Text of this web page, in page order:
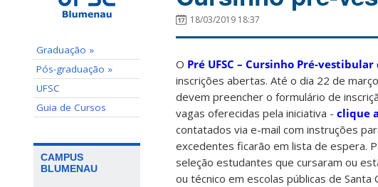
Graduação »
Pós-graduação »
UFSC
Guia de Cursos
CAMPUS
BLUMENAU
18/03/2019 18:37
O Pré UFSC – Cursinho Pré-vestibular
inscrições abertas. Até o dia 22 de
devem preencher o formulário de
vagas oferecidas pela iniciativa - clique
contatados via e-mail com instruções
excedentes ficarão em lista de espera.
seleção estudantes que cursaram ou
ou técnico em escolas públicas de Santa